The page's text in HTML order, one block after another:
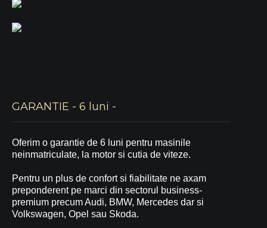
GARANTIE - 6 luni -
Oferim o garantie de 6 luni pentru masinile
neinmatriculate, la motor si cutia de viteze.
Pentru un plus de confort si fiabilitate ne axam
preponderent pe marci din sectorul business-
premium precum Audi, BMW, Mercedes dar si
Volkswagen, Opel sau Skoda.